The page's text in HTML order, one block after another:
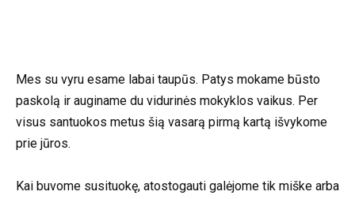
Mes su vyru esame labai taupūs. Patys mokame būsto
paskolą ir auginame du vidurinės mokyklos vaikus. Per
visus santuokos metus šią vasarą pirmą kartą išvykome
prie jūros.
Kai buvome susituokę, atostogauti galėjome tik miške arba